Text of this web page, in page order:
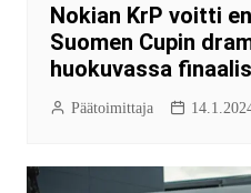
Nokian KrP voitti
Suomen Cupin
huokuvassa
Päätoimittaja